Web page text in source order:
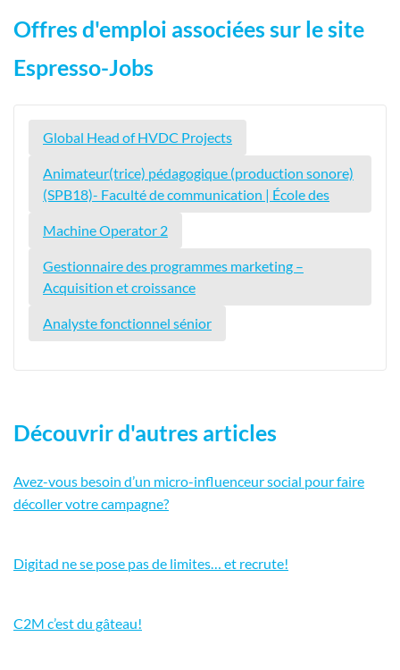
Offres d'emploi associées sur le site
Espresso-Jobs
Global Head of HVDC Projects
Animateur(trice) pédagogique (production sonore)
(SPB18)- Faculté de communication | École des
Machine Operator 2
Gestionnaire des programmes marketing –
Acquisition et croissance
Analyste fonctionnel sénior
Découvrir d'autres articles
Avez-vous besoin d’un micro-influenceur social pour faire
décoller votre campagne?
Digitad ne se pose pas de limites… et recrute!
C2M c’est du gâteau!